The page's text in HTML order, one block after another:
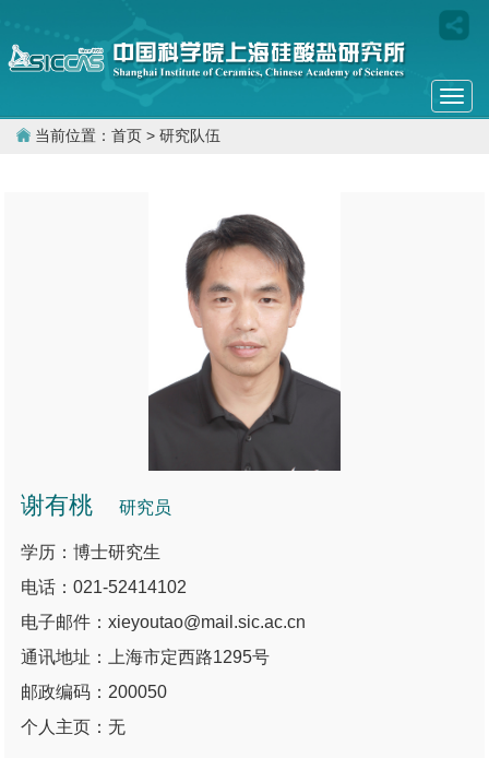
当前位置： 首页 > 研究队伍
谢有桃 研究员
学历：博士研究生
电话：021-52414102
电子邮件：xieyoutao@mail.sic.ac.cn
通讯地址：上海市定西路1295号
邮政编码：200050
个人主页：无